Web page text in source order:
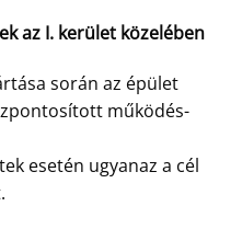
az I. kerület közelében
során az épület
működés-
esetén ugyanaz a cél